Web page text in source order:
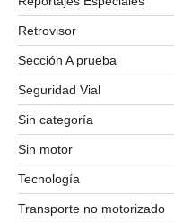
Retrovisor
Sección A prueba
Seguridad Vial
Sin categoría
Sin motor
Tecnología
Transporte no motorizado